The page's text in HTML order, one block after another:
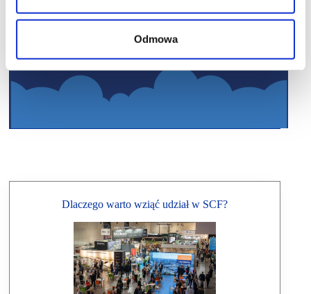
Odmowa
Dlaczego warto wziąć udział w SCF?